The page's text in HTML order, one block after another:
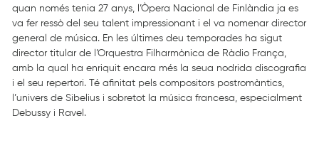
quan només tenia 27 anys, l’Òpera Nacional de Finlàndia ja es
va fer ressò del seu talent impressionant i el va nomenar director
general de música. En les últimes deu temporades ha sigut
director titular de l’Orquestra Filharmònica de Ràdio França,
amb la qual ha enriquit encara més la seua nodrida discografia
i el seu repertori. Té afinitat pels compositors postromàntics,
l’univers de Sibelius i sobretot la música francesa, especialment
Debussy i Ravel.